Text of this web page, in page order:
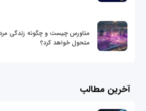
متاورس چیست و چگونه زندگی
متحول خواهد کرد؟
آخرین مطالب